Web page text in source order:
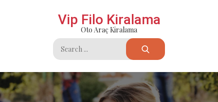
Vip Filo Kiralama
Oto Araç Kiralama
Search
for: